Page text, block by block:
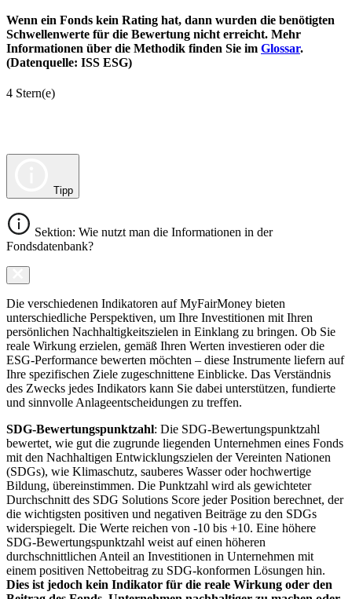
Wenn ein Fonds kein Rating hat, dann wurden die benötigten
Schwellenwerte für die Bewertung nicht erreicht. Mehr
Informationen über die Methodik finden Sie im Glossar.
(Datenquelle: ISS ESG)
4 Stern(e)
Tipp
Sektion: Wie nutzt man die Informationen in der
Fondsdatenbank?
Die verschiedenen Indikatoren auf MyFairMoney bieten
unterschiedliche Perspektiven, um Ihre Investitionen mit Ihren
persönlichen Nachhaltigkeitszielen in Einklang zu bringen. Ob Sie
reale Wirkung erzielen, gemäß Ihren Werten investieren oder die
ESG-Performance bewerten möchten – diese Instrumente liefern auf
Ihre spezifischen Ziele zugeschnittene Einblicke. Das Verständnis
des Zwecks jedes Indikators kann Sie dabei unterstützen, fundierte
und sinnvolle Anlageentscheidungen zu treffen.
SDG-Bewertungspunktzahl: Die SDG-Bewertungspunktzahl
bewertet, wie gut die zugrunde liegenden Unternehmen eines Fonds
mit den Nachhaltigen Entwicklungszielen der Vereinten Nationen
(SDGs), wie Klimaschutz, sauberes Wasser oder hochwertige
Bildung, übereinstimmen. Die Punktzahl wird als gewichteter
Durchschnitt des SDG Solutions Score jeder Position berechnet, der
die wichtigsten positiven und negativen Beiträge zu den SDGs
widerspiegelt. Die Werte reichen von -10 bis +10. Eine höhere
SDG-Bewertungspunktzahl weist auf einen höheren
durchschnittlichen Anteil an Investitionen in Unternehmen mit
einem positiven Nettobeitrag zu SDG-konformen Lösungen hin.
Dies ist jedoch kein Indikator für die reale Wirkung oder den